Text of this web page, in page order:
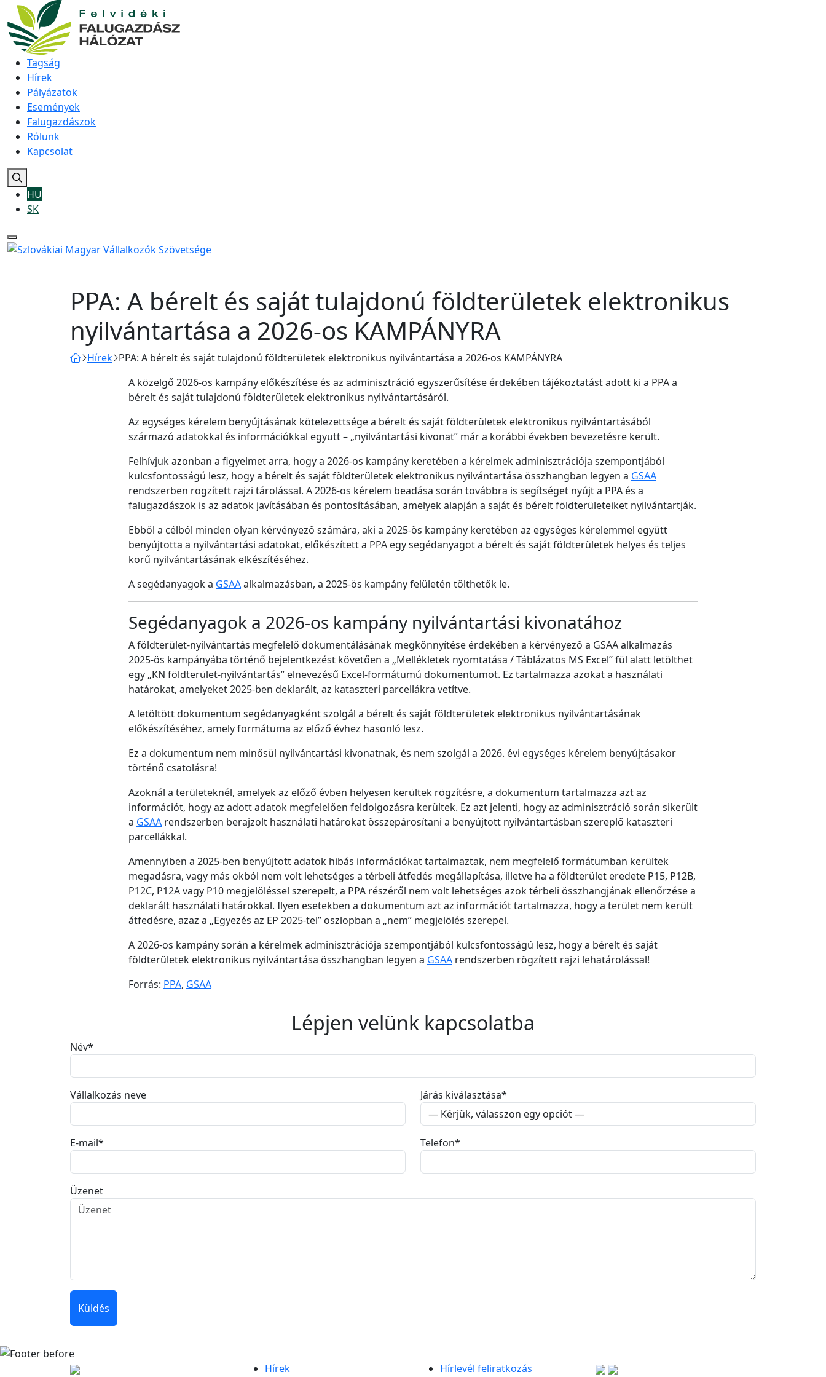
Tagság
Hírek
Pályázatok
Események
Falugazdászok
Rólunk
Kapcsolat
HU
SK
PPA: A bérelt és saját tulajdonú földterületek elektronikus
nyilvántartása a 2026-os KAMPÁNYRA
Hírek PPA: A bérelt és saját tulajdonú földterületek elektronikus nyilvántartása a 2026-os KAMPÁNYRA
A közelgő 2026-os kampány előkészítése és az adminisztráció egyszerűsítése érdekében tájékoztatást adott ki a PPA a
bérelt és saját tulajdonú földterületek elektronikus nyilvántartásáról.
Az egységes kérelem benyújtásának kötelezettsége a bérelt és saját földterületek elektronikus nyilvántartásából
származó adatokkal és információkkal együtt – „nyilvántartási kivonat” már a korábbi években bevezetésre került.
Felhívjuk azonban a figyelmet arra, hogy a 2026-os kampány keretében a kérelmek adminisztrációja szempontjából
kulcsfontosságú lesz, hogy a bérelt és saját földterületek elektronikus nyilvántartása összhangban legyen a GSAA
rendszerben rögzített rajzi tárolással. A 2026-os kérelem beadása során továbbra is segítséget nyújt a PPA és a
falugazdászok is az adatok javításában és pontosításában, amelyek alapján a saját és bérelt földterületeiket nyilvántartják.
Ebből a célból minden olyan kérvényező számára, aki a 2025-ös kampány keretében az egységes kérelemmel együtt
benyújtotta a nyilvántartási adatokat, előkészített a PPA egy segédanyagot a bérelt és saját földterületek helyes és teljes
körű nyilvántartásának elkészítéséhez.
A segédanyagok a GSAAalkalmazásban, a 2025-ös kampány felületén tölthetők le.
Segédanyagok a 2026-os kampány nyilvántartási kivonatához
A földterület-nyilvántartás megfelelő dokumentálásának megkönnyítése érdekében a kérvényező a GSAA alkalmazás
2025-ös kampányába történő bejelentkezést követően a „Mellékletek nyomtatása / Táblázatos MS Excel” fül alatt letölthet
egy „KN földterület-nyilvántartás” elnevezésű Excel-formátumú dokumentumot. Ez tartalmazza azokat a használati
határokat, amelyeket 2025-ben deklarált, az kataszteri parcellákra vetítve.
A letöltött dokumentum segédanyagként szolgál a bérelt és saját földterületek elektronikus nyilvántartásának
előkészítéséhez, amely formátuma az előző évhez hasonló lesz.
Ez a dokumentum nem minősül nyilvántartási kivonatnak, és nem szolgál a 2026. évi egységes kérelem benyújtásakor
történő csatolásra!
Azoknál a területeknél, amelyek az előző évben helyesen kerültek rögzítésre, a dokumentum tartalmazza azt az
információt, hogy az adott adatok megfelelően feldolgozásra kerültek. Ez azt jelenti, hogy az adminisztráció során sikerült
a GSAA rendszerben berajzolt használati határokat összepárosítani a benyújtott nyilvántartásban szereplő kataszteri
parcellákkal.
Amennyiben a 2025-ben benyújtott adatok hibás információkat tartalmaztak, nem megfelelő formátumban kerültek
megadásra, vagy más okból nem volt lehetséges a térbeli átfedés megállapítása, illetve ha a földterület eredete P15, P12B,
P12C, P12A vagy P10 megjelöléssel szerepelt, a PPA részéről nem volt lehetséges azok térbeli összhangjának ellenőrzése a
deklarált használati határokkal. Ilyen esetekben a dokumentum azt az információt tartalmazza, hogy a terület nem került
átfedésre, azaz a „Egyezés az EP 2025-tel” oszlopban a „nem” megjelölés szerepel.
A 2026-os kampány során a kérelmek adminisztrációja szempontjából kulcsfontosságú lesz, hogy a bérelt és saját
földterületek elektronikus nyilvántartása összhangban legyen a GSAA rendszerben rögzített rajzi lehatárolással!
Forrás: PPA, GSAA
Lépjen velünk kapcsolatba
Név*
Vállalkozás neve Járás kiválasztása*
E-mail* Telefon*
Üzenet
Küldés
Hírek
Hírlevél feliratkozás